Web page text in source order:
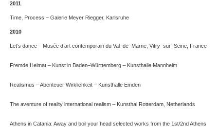
2011
Time, Process – Galerie Meyer Riegger, Karlsruhe
2010
Let’s dance – Musée d’art contemporain du Val–de–Marne, Vitry–sur–Seine, France
Fremde Heimat – Kunst in Baden–Württemberg – Kunsthalle Mannheim
Realismus – Abenteuer Wirklichkeit – Kunsthalle Emden
The aventure of reality international realism – Kunsthal Rotterdam, Netherlands
Athens in Catania: Away and boil your head selected works from the 1st/2nd Athens